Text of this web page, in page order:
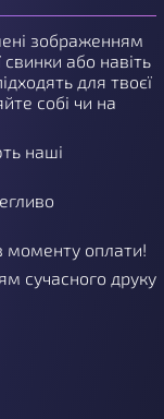
зображенням
або навіть
для твоєї
собі чи на
наші
моменту оплати!
сучасного друку